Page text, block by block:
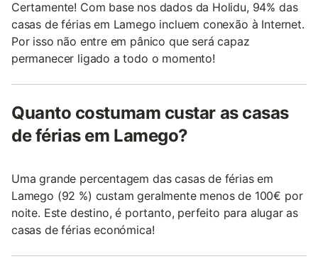
Certamente! Com base nos dados da Holidu, 94% das
casas de férias em Lamego incluem conexão à Internet.
Por isso não entre em pânico que será capaz
permanecer ligado a todo o momento!
Quanto costumam custar as casas
de férias em Lamego?
Uma grande percentagem das casas de férias em
Lamego (92 %) custam geralmente menos de 100€ por
noite. Este destino, é portanto, perfeito para alugar as
casas de férias económica!